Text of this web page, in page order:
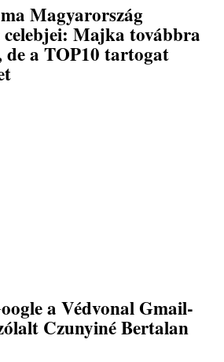
Magyarország
celebjei: Majka továbbra
de a TOP10 tartogat
a Védvonal Gmail-
Czunyiné Bertalan